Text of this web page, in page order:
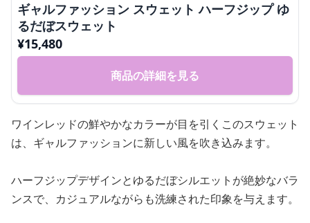
ギャルファッション スウェット ハーフジップ ゆ
るだぼスウェット
¥15,480
商品の詳細を見る
ワインレッドの鮮やかなカラーが目を引くこのスウェット
は、ギャルファッションに新しい風を吹き込みます。
ハーフジップデザインとゆるだぼシルエットが絶妙なバラ
ンスで、カジュアルながらも洗練された印象を与えます。